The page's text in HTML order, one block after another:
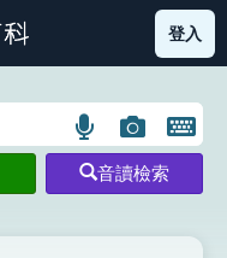
部首索引表圖示
登入
語
言
搜
圖
片
搜
開
鍵
圖
音讀檢索